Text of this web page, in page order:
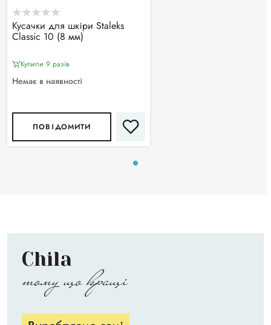
Кусачки для шкіри Staleks
Classic 10 (8 мм)
Купили 9 разiв
Немає в наявності
ПОВІДОМИТИ
Chila
тому що кращі